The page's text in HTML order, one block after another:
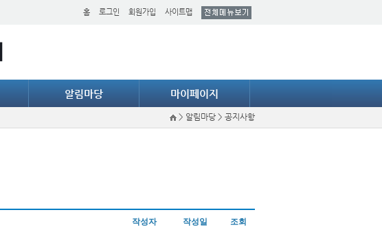
홈 로그인 회원가입 사이트맵
알림마당 마이페이지
> 알림마당> 공지사항
작성자 작성일 조회